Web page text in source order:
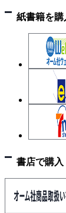
紙書籍を購
書店で購入